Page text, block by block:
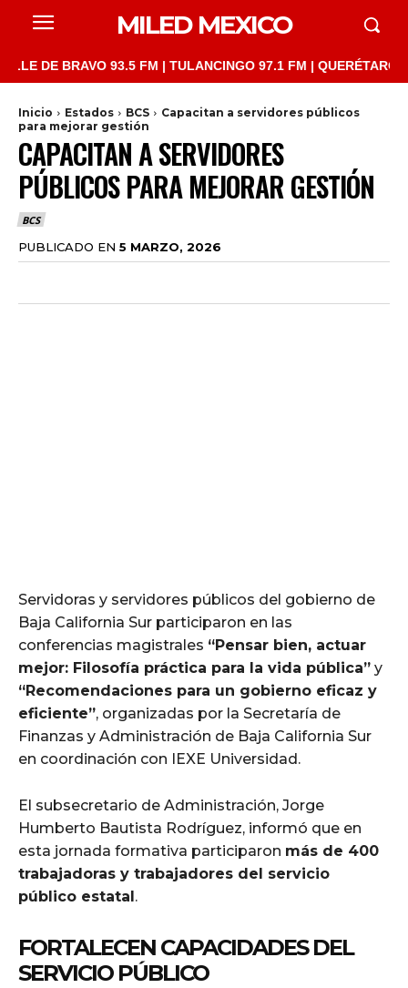
MILED MEXICO
BRAVO 93.5 FM | TULANCINGO 97.1 FM | QUERÉTARO
Inicio Estados BCS
Capacitan a servidores públicos
para mejorar gestión
CAPACITAN A SERVIDORES
PÚBLICOS PARA MEJORAR GESTIÓN
BCS
PUBLICADO EN 5 MARZO, 2026
Servidoras y servidores públicos del gobierno de
Baja California Sur participaron en las
conferencias magistrales “Pensar bien, actuar
mejor: Filosofía práctica para la vida pública” y
“Recomendaciones para un gobierno eficaz y
eficiente”, organizadas por la Secretaría de
Finanzas y Administración de Baja California Sur
en coordinación con IEXE Universidad.
El subsecretario de Administración, Jorge
Humberto Bautista Rodríguez, informó que en
esta jornada formativa participaron más de 400
trabajadoras y trabajadores del servicio
público estatal .
FORTALECEN CAPACIDADES DEL
SERVICIO PÚBLICO